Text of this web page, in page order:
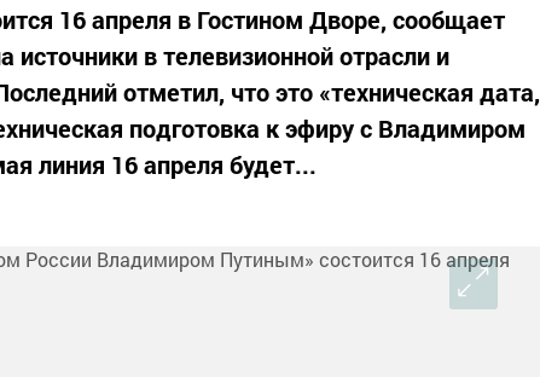
16 апреля в Гостином Дворе, сообщает
в телевизионной отрасли и
отметил, что это «техническая дата,
подготовка к эфиру с Владимиром
линия 16 апреля будет...